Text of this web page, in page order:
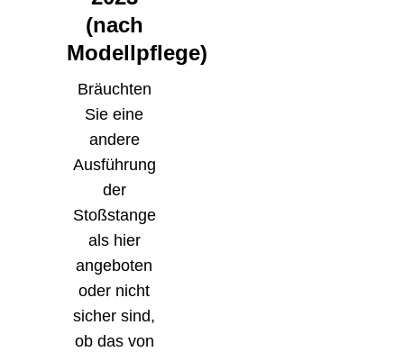
(nach
Modellpflege)
Bräuchten
Sie eine
andere
Ausführung
der
Stoßstange
als hier
angeboten
oder nicht
sicher sind,
ob das von